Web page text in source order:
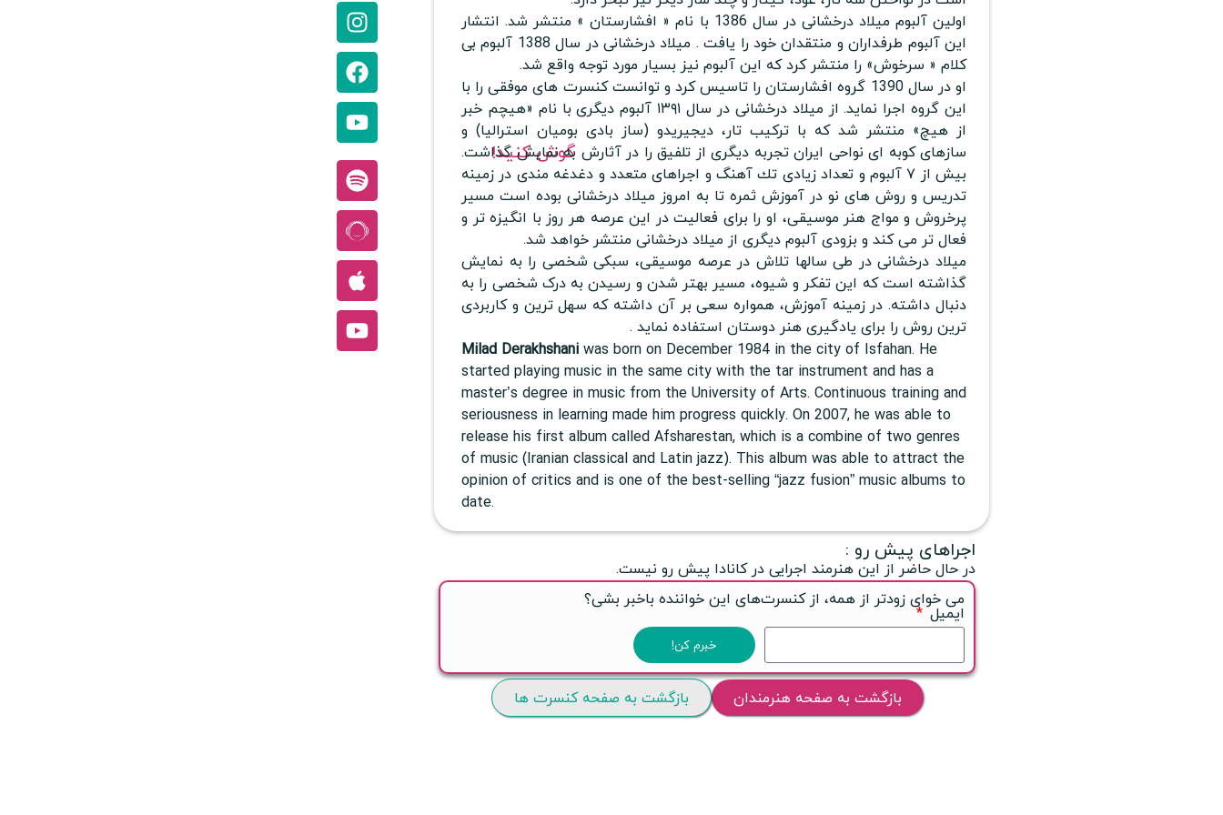
گوش کنید!
اولین آلبوم میلاد درخشانی در سال 1386 با نام « افشارستان » منتشر شد. انتشار
این آلبوم طرفداران و منتقدان خود را یافت . میلاد درخشانی در سال 1388 آلبوم بی
کلام « سرخوش» را منتشر کرد که این آلبوم نیز بسیار مورد توجه واقع شد.
او در سال 1390 گروه افشارستان را تاسیس کرد و توانست کنسرت های موفقی را با
این گروه اجرا نماید. از میلاد درخشانی در سال ۱۳۹۱ آلبوم دیگری با نام «هیچم خبر
از هیچ» منتشر شد که با ترکیب تار، دیجیریدو (ساز بادی بومیان استرالیا) و
سازهای کوبه ای نواحی ایران تجربه دیگری از تلفیق را در آثارش به نمایش گذاشت.
بيش از ٧ آلبوم و تعداد زيادى تك آهنگ و اجراهاى متعدد و دغدغه مندى در زمينه
تدريس و روش هاى نو در آموزش ثمره تا به امروز ميلاد درخشانى بوده است مسير
پرخروش و مواج هنر موسيقى، او را براى فعاليت در اين عرصه هر روز با انگيزه تر و
فعال تر مى كند و بزودى آلبوم ديگرى از ميلاد درخشانى منتشر خواهد شد.
میلاد درخشانی در طی سالها تلاش در عرصه موسیقی، سبکی شخصی را به نمایش
گذاشته است که این تفکر و شیوه، مسیر بهتر شدن و رسیدن به درک شخصی را به
دنبال داشته. در زمینه آموزش، همواره سعی بر آن داشته که سهل ترین و کاربردی
ترین روش را برای یادگیری هنر دوستان استفاده نماید .
Milad Derakhshaniwas born on December 1984 in the city of Isfahan. He
started playing music in the same city with the tar instrument and has a
master’s degree in music from the University of Arts. Continuous training and
seriousness in learning made him progress quickly. On 2007, he was able to
release his first album called Afsharestan, which is a combine of two genres
of music (Iranian classical and Latin jazz). This album was able to attract the
opinion of critics and is one of the best-selling “jazz fusion” music albums to
date.
اجراهای پیش رو :
در حال حاضر از این هنرمند اجرایی در کانادا پیش رو نیست.
می خوای زودتر از همه، از کنسرت‌های این خواننده باخبر بشی؟
ایمیل
خبرم کن!
بازگشت به صفحه هنرمندان بازگشت به صفحه کنسرت ها